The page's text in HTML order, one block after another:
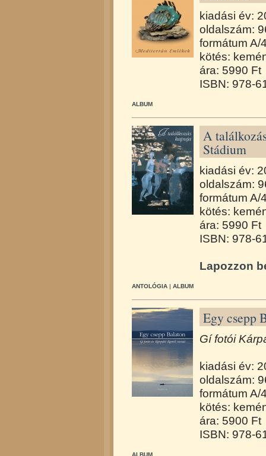
kiadási év:
oldalszám:
formátum A/
kötés:
ára: 5990 Ft
ISBN: 978-
ALBUM
A
Stádium
kiadási év:
oldalszám:
formátum A/
kötés:
ára: 5990 Ft
ISBN: 978-
Lapozzon
ANTOLÓGIA | ALBUM
Egy csepp
Gí fotói
kiadási év:
oldalszám:
formátum A/
kötés:
ára: 5900 Ft
ISBN: 978-
ALBUM